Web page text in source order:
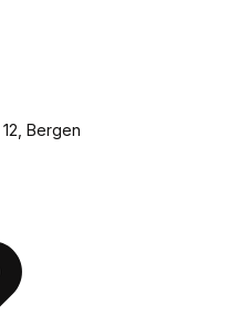
Bergen